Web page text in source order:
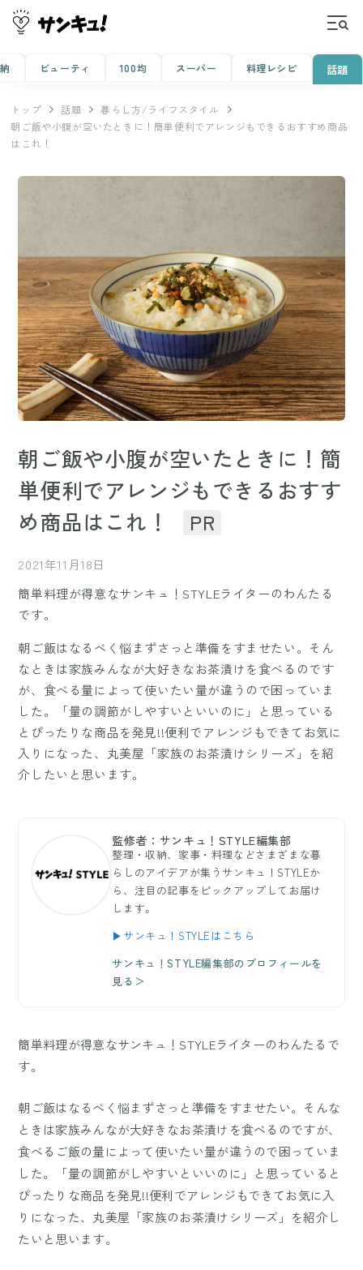
ビューティ 100均 スーパー 料理レシピ 話題
トップ 話題
暮らし方/ライフスタイル
朝ご飯や小腹が空いたときに！簡単便利でアレンジもできるおすすめ商品
はこれ！
朝ご飯や小腹が空いたときに！簡
単便利でアレンジもできるおすす
め商品はこれ！
PR
2021年11月18日
簡単料理が得意なサンキュ！STYLEライターのわんたる
です。
朝ご飯はなるべく悩まずさっと準備をすませたい。そん
なときは家族みんなが大好きなお茶漬けを食べるのです
が、食べる量によって使いたい量が違うので困っていま
した。「量の調節がしやすいといいのに」と思っている
とぴったりな商品を発見!!便利でアレンジもできてお気に
入りになった、丸美屋「家族のお茶漬けシリーズ」を紹
介したいと思います。
監修者：サンキュ！STYLE編集部
整理・収納、家事・料理などさまざまな暮
らしのアイデアが集うサンキュ！STYLEか
ら、注目の記事をピックアップしてお届け
します。
▶サンキュ！STYLEはこちら
サンキュ！STYLE編集部のプロフィールを
見る＞
簡単料理が得意なサンキュ！STYLEライターのわんたるで
す。
朝ご飯はなるべく悩まずさっと準備をすませたい。そんな
ときは家族みんなが大好きなお茶漬けを食べるのですが、
食べるご飯の量によって使いたい量が違うので困っていま
した。「量の調節がしやすいといいのに」と思っていると
ぴったりな商品を発見!!便利でアレンジもできてお気に入
りになった、丸美屋「家族のお茶漬けシリーズ」を紹介し
たいと思います。